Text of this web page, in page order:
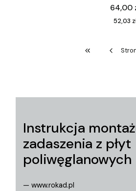
Cena
64,00
Cena
52,03
Wróć do
Instrukcja
zadaszenia z płyt
poliwęglanowych
— www.rokad.pl